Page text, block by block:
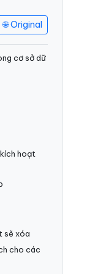
🌐 Original
cơ sở dữ
hoạt
sẽ xóa
cho các